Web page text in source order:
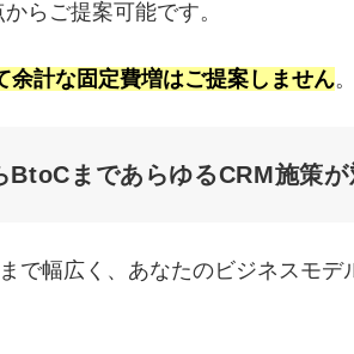
らご提案可能です。
余計な固定費増はご提案しません。
BtoCまであらゆるCRM施策
で幅広く、あなたのビジネスモ